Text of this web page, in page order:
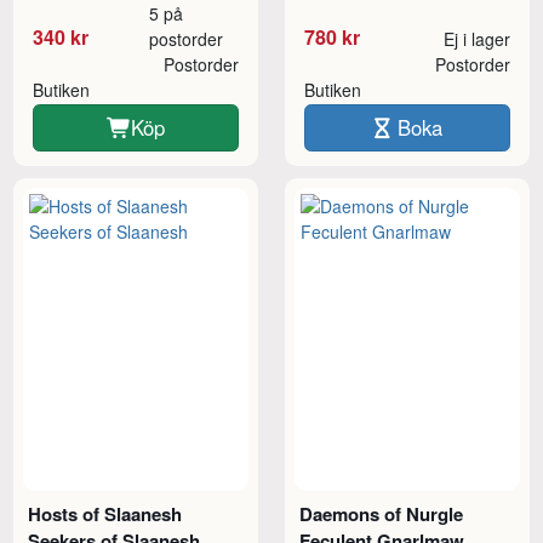
340 kr
5 på
postorder
Butiken
Postorder
Köp
780 kr Ej i lager
Butiken
Postorder
Boka
Hosts of Slaanesh
Daemons of Nurgle